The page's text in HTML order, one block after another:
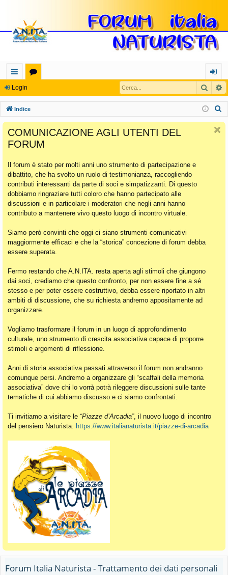
oll
eg
a
m
en
ti
Ra
pi
di
u
m
og
in
Login Cerca
Indice
COMUNICAZIONE AGLI UTENTI DEL
FORUM
Il forum è stato per molti anni uno strumento di partecipazione e
dibattito, che ha svolto un ruolo di testimonianza, raccogliendo
contributi interessanti da parte di soci e simpatizzanti. Di questo
dobbiamo ringraziare tutti coloro che hanno partecipato alle
discussioni e in particolare i moderatori che negli anni hanno
contributo a mantenere vivo questo luogo di incontro virtuale.
Siamo però convinti che oggi ci siano strumenti comunicativi
maggiormente efficaci e che la “storica” concezione di forum debba
essere superata.
Fermo restando che A.N.ITA. resta aperta agli stimoli che giungono
dai soci, crediamo che questo confronto, per non essere fine a sé
stesso e per poter essere costruttivo, debba essere riportato in altri
ambiti di discussione, che su richiesta andremo appositamente ad
organizzare.
Vogliamo trasformare il forum in un luogo di approfondimento
culturale, uno strumento di crescita associativa capace di proporre
stimoli e argomenti di riflessione.
Anni di storia associativa passati attraverso il forum non andranno
comunque persi. Andremo a organizzare gli “scaffali della memoria
associativa” dove chi lo vorrà potrà rileggere discussioni sulle tante
tematiche di cui abbiamo discusso e ci siamo confrontati.
Ti invitiamo a visitare le “Piazze d’Arcadia”, il nuovo luogo di incontro
del pensiero Naturista: https://www.italianaturista.it/piazze-di-arcadia
Forum Italia Naturista - Trattamento dei dati personali